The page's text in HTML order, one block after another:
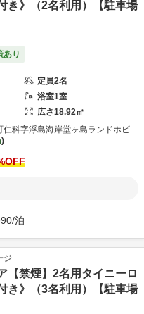
き》（2名利用）【駐車場
あり
定員2名
浴室1室
広さ18.92㎡
仁科字浮島海岸堂ヶ島ランドホピ
/泊
ジ
【禁煙】2名用タイニーロ
き》（3名利用）【駐車場